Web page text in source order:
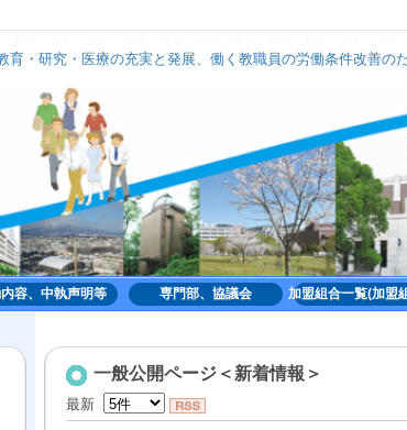
・研究・医療の充実と発展、働く教職員の労働条件改善の
容、中執声明等 専門部、協議会 加盟組合一覧(加盟
一般公開ページ＜新着情報＞
最新